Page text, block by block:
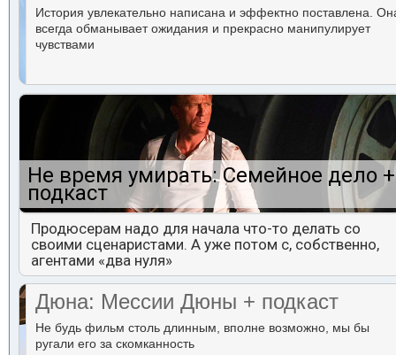
История увлекательно написана и эффектно поставлена.
всегда обманывает ожидания и прекрасно манипулирует
чувствами
Не время умирать: Семейное дело +
подкаст
Продюсерам надо для начала что-то делать со
своими сценаристами. А уже потом с, собственно,
агентами «два нуля»
Дюна: Мессии Дюны + подкаст
Не будь фильм столь длинным, вполне возможно, мы бы
ругали его за скомканность